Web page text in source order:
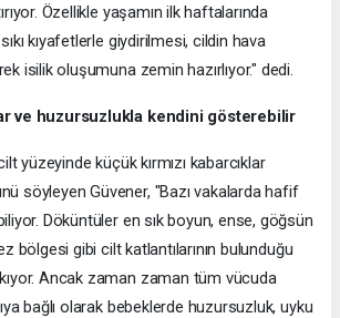
Özellikle yaşamın ilk haftalarında
kıyafetlerle giydirilmesi, cildin hava
isilik oluşumuna zemin hazırlıyor." dedi.
ve huzursuzlukla kendini gösterebilir
yüzeyinde küçük kırmızı kabarcıklar
söyleyen Güvener, "Bazı vakalarda hafif
Döküntüler en sık boyun, ense, göğsün
bölgesi gibi cilt katlantılarının bulunduğu
Ancak zaman zaman tüm vücuda
bağlı olarak bebeklerde huzursuzluk, uyku